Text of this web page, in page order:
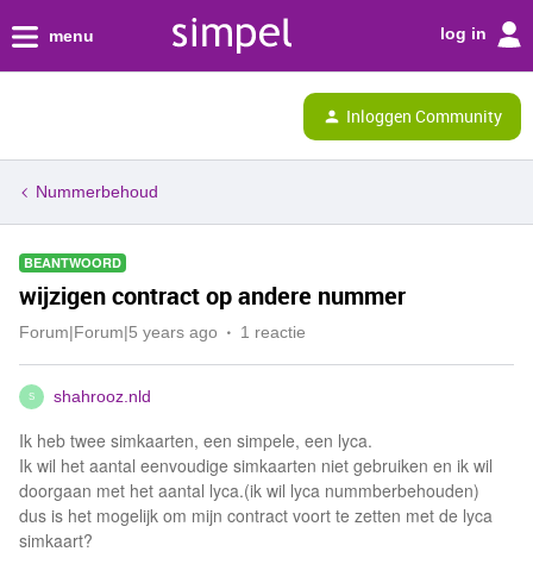
menu log in
Inloggen Community
Nummerbehoud
BEANTWOORD
wijzigen contract op andere nummer
Forum|Forum|5 years ago 1 reactie
S shahrooz.nld
Ik heb twee simkaarten, een simpele, een lyca.
Ik wil het aantal eenvoudige simkaarten niet gebruiken en ik wil
doorgaan met het aantal lyca.(ik wil lyca nummberbehouden)
dus is het mogelijk om mijn contract voort te zetten met de lyca
simkaart?